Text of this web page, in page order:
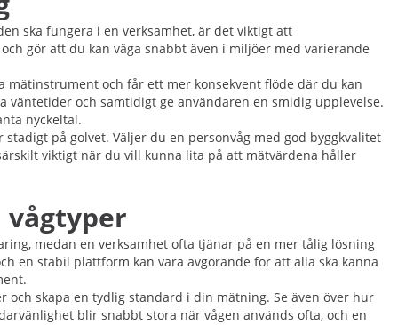
ska fungera i en verksamhet, är det viktigt att
gör att du kan väga snabbt även i miljöer med varierande
och får ett mer konsekvent flöde där du kan
och samtidigt ge användaren en smidig upplevelse.
nyckeltal.
på golvet. Väljer du en personvåg med god byggkvalitet
viktigt när du vill kunna lita på att mätvärdena håller
medan en verksamhet ofta tjänar på en mer tålig lösning
en stabil plattform kan vara avgörande för att alla ska känna
skapa en tydlig standard i din mätning. Se även över hur
blir snabbt stora när vågen används ofta, och en